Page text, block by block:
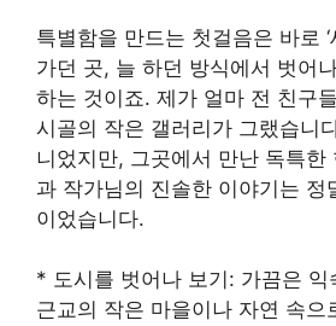
특별함을 만드는 첫걸음은 바로 ‘
가던 곳, 늘 하던 방식에서 벗어
하는 것이죠. 제가 얼마 전 친구
시골의 작은 갤러리가 그랬습니
니었지만, 그곳에서 만난 독특한
과 작가님의 진솔한 이야기는 정
이었습니다.
* 도시를 벗어나 보기: 가끔은 익
근교의 작은 마을이나 자연 속으